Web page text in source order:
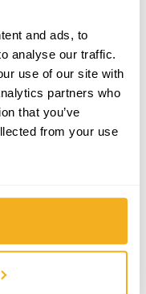
and ads, to
analyse our traffic.
use of our site with
partners who
that you’ve
from your use
DE CONTACT
au courant des
de VITO.